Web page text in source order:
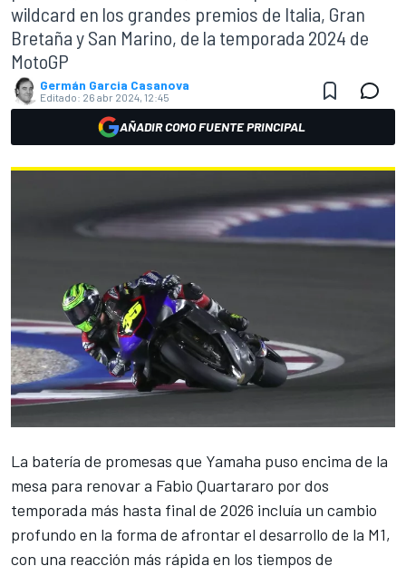
wildcard en los grandes premios de Italia, Gran
Bretaña y San Marino, de la temporada 2024 de
MotoGP
Germán Garcia Casanova
Editado: 26 abr 2024, 12:45
AÑADIR COMO FUENTE PRINCIPAL
La batería de promesas que Yamaha puso encima de la
mesa para renovar a Fabio Quartararo por dos
temporada más hasta final de 2026 incluía un cambio
profundo en la forma de afrontar el desarrollo de la M1,
con una reacción más rápida en los tiempos de